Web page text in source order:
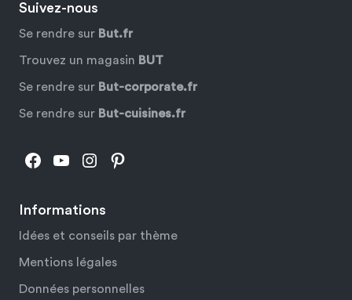
Informations
Idées et conseils par thème
Mentions légales
Données personnelles
Suivez-nous
Se rendre sur But.fr
Trouvez un magasin BUT
Se rendre sur But-corporate.fr
Se rendre sur But-cuisines.fr
Facebook
YouTube
Instagram
Pinterest